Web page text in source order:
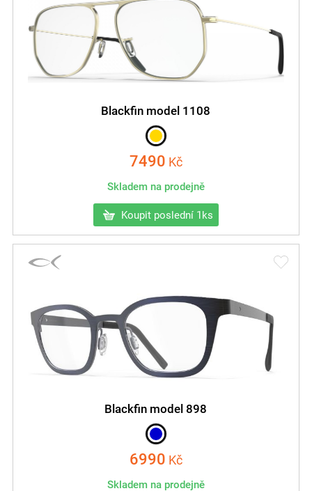
Blackfin model 1108
7490 Kč
Skladem na prodejně
Koupit poslední 1ks
Blackfin model 898
6990 Kč
Skladem na prodejně